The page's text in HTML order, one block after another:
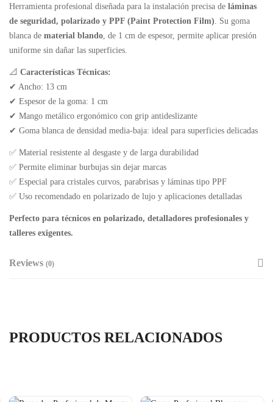
Herramienta profesional diseñada para la instalación precisa de láminas
de seguridad, polarizado y PPF (Paint Protection Film). Su goma
blanca de material blando, de 1 cm de espesor, permite aplicar presión
uniforme sin dañar las superficies.
📐 Características Técnicas:
✔ Ancho: 13 cm
✔ Espesor de la goma: 1 cm
✔ Mango metálico ergonómico con grip antideslizante
✔ Goma blanca de densidad media-baja: ideal para superficies delicadas
✅ Material resistente al desgaste y de larga durabilidad
✅ Permite eliminar burbujas sin dejar marcas
✅ Especial para cristales curvos, parabrisas y láminas tipo PPF
✅ Uso recomendado en polarizado de lujo y aplicaciones detalladas
Perfecto para técnicos en polarizado, detalladores profesionales y
talleres exigentes.
Reviews (0)
PRODUCTOS RELACIONADOS